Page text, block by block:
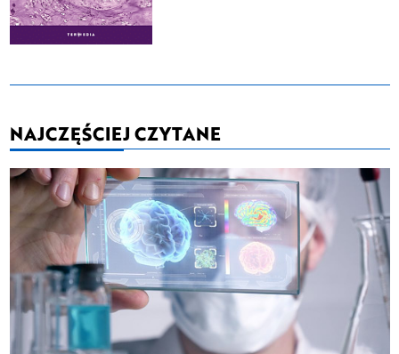
NAJCZĘŚCIEJ CZYTANE